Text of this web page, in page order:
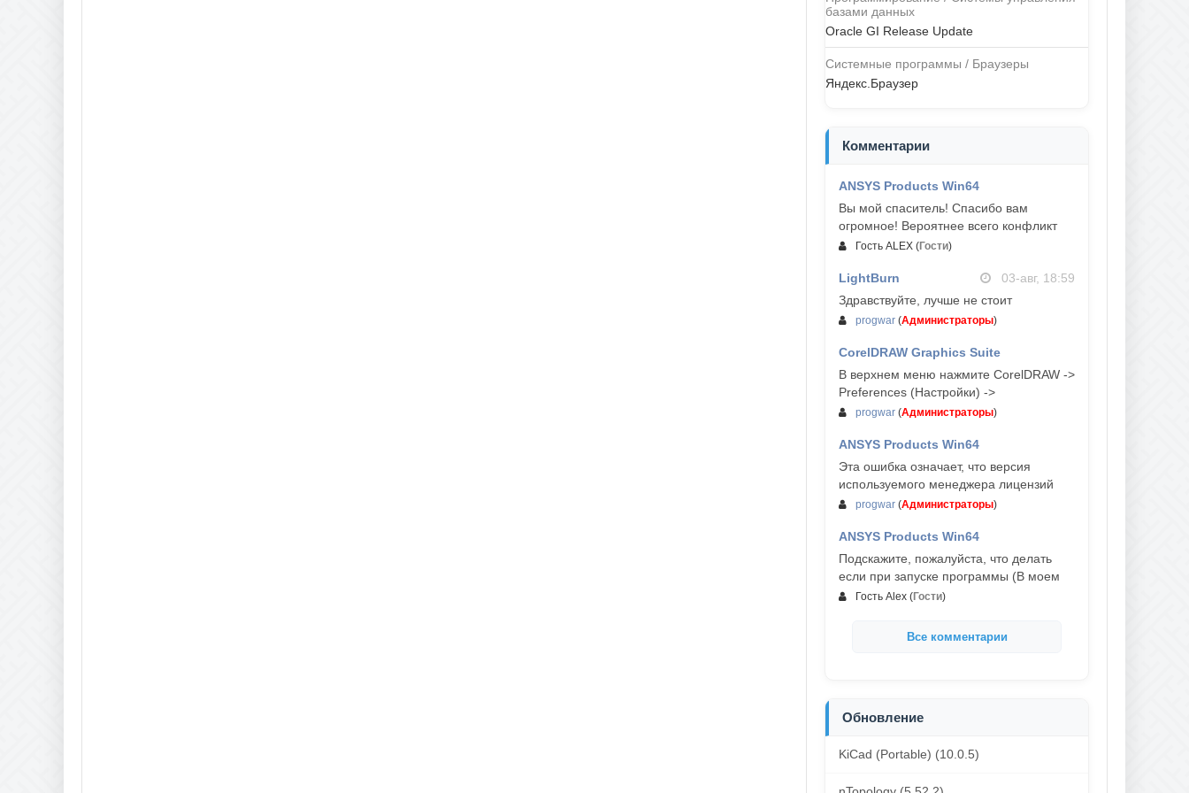
базами данных
Oracle GI Release Update
Системные программы / Браузеры
Яндекс.Браузер
Комментарии
ANSYS Products Win64
Вы мой спаситель! Спасибо вам
огромное! Вероятнее всего конфликт
Гость ALEX (Гости)
LightBurn
03-авг, 18:59
Здравствуйте, лучше не стоит
progwar (Администраторы)
CorelDRAW Graphics Suite
03-авг, 18:58
В верхнем меню нажмите CorelDRAW ->
Preferences (Настройки) ->
progwar (Администраторы)
ANSYS Products Win64
Эта ошибка означает, что версия
используемого менеджера лицензий
progwar (Администраторы)
ANSYS Products Win64
Подскажите, пожалуйста, что делать
если при запуске программы (В моем
Гость Alex (Гости)
Все комментарии
Обновление
KiCad (Portable) (10.0.5)